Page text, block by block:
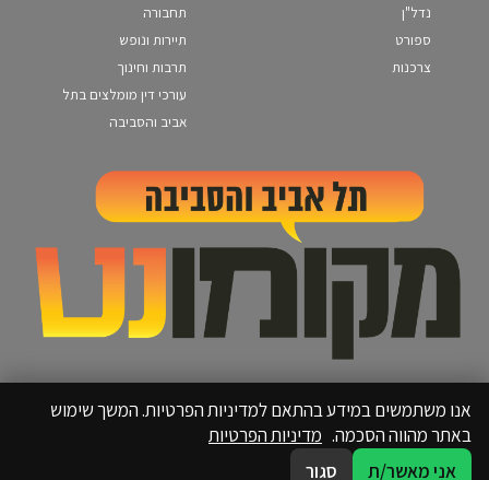
נדל"ן
ספורט
צרכנות
תחבורה
תיירות ונופש
תרבות וחינוך
עורכי דין מומלצים בתל
אביב והסביבה
אנו משתמשים במידע בהתאם למדיניות הפרטיות. המשך שימוש
באתר מהווה הסכמה. מדיניות הפרטיות
אני מאשר/ת
סגור